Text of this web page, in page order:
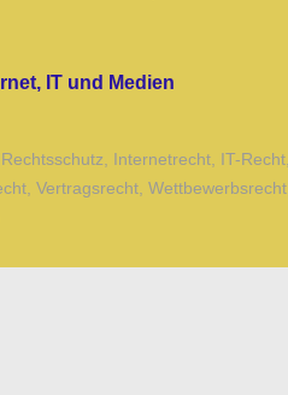
IT und Medien
Internetrecht IT-Recht
Vertragsrecht Wettbewerbsrecht